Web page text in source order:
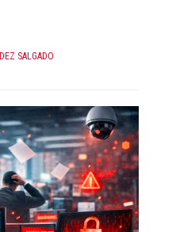
SALGADO